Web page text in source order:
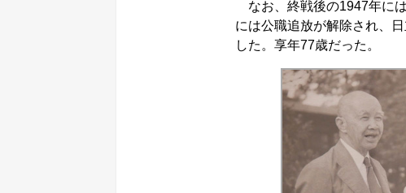
なお、終戦後の1947年に
には公職追放が解除され、
した。享年77歳だった。